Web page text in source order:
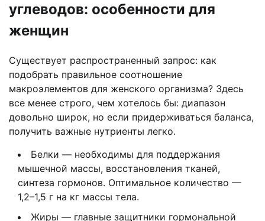
углеводов: особенности для
женщин
Существует распространенный запрос: как
подобрать правильное соотношение
макроэлементов для женского организма? Здесь
все менее строго, чем хотелось бы: диапазон
довольно широк, но если придерживаться баланса,
получить важные нутриенты легко.
Белки — необходимы для поддержания
мышечной массы, восстановления тканей,
синтеза гормонов. Оптимальное количество —
1,2–1,5 г на кг массы тела.
Жиры — главные защитники гормональной